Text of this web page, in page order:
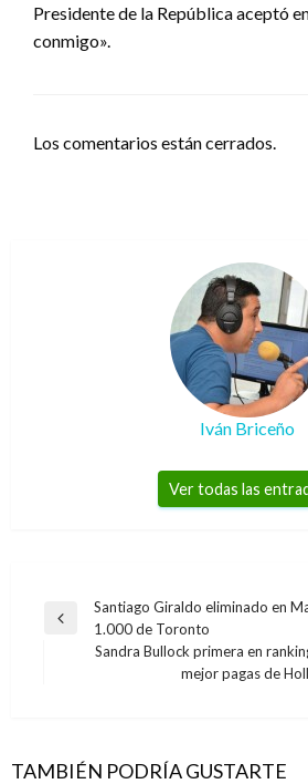
Presidente de la República aceptó
conmigo».
Los comentarios están cerrados.
Iván Briceño
Ver todas las
Navegación
Entrada
Santiago Giraldo eliminado en
1.000 de Toronto
Sandra Bullock primera en
mejor pagas de
TAMBIÉN PODRÍA GUSTARTE